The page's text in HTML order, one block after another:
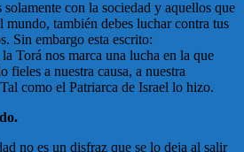
solamente con la sociedad y aquellos que
mundo, también debes luchar contra tus
Sin embargo esta escrito:
Torá nos marca una lucha en la que
fieles a nuestra causa, a nuestra
como el Patriarca de Israel lo hizo.
no es un disfraz que se lo deja al salir